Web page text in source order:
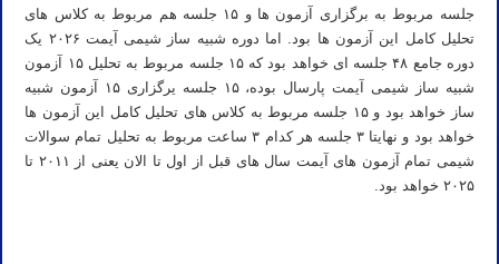
جلسه مربوط به برگزاری آزمون ها و ۱۵ جلسه هم مربوط به کلاس های
تحلیل کامل این آزمون ها بود. اما دوره شبیه ساز شیمی آیمت ۲۰۲۶ یک
دوره جامع ۴۸ جلسه ای خواهد بود که ۱۵ جلسه مربوط به تحلیل ۱۵ آزمون
شبیه ساز شیمی آیمت پارسال بوده، ۱۵ جلسه یرگزاری ۱۵ آزمون شبیه
ساز خواهد بود و ۱۵ جلسه مربوط به کلاس های تحلیل کامل این آزمون ها
خواهد بود و نهایتا ۳ جلسه هر کدام ۳ ساعت مربوط به تحلیل تمام سوالات
شیمی تمام آزمون های آیمت سال های قبل از اول تا الان یعنی از ۲۰۱۱ تا
۲۰۲۵ خواهد بود.